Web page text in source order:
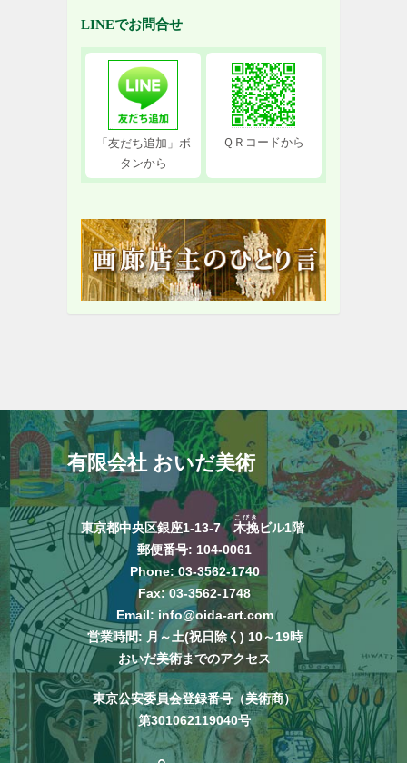
LINEでお問合せ
「友だち追加」ボ
タンから
ＱＲコードから
有限会社 おいだ美術
東京都中央区銀座1-13-7木挽
こびき
ビル1階
郵便番号: 104-0061
Phone: 03-3562-1740
Fax: 03-3562-1748
Email: info@oida-art.com
営業時間: 月～土(祝日除く) 10～19時
おいだ美術までのアクセス
東京公安委員会登録番号（美術商）
第301062119040号